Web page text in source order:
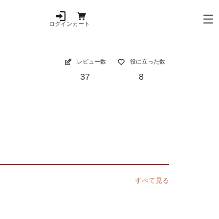
ログインカート
レビュー数
37
役に立った数
8
すべて見る